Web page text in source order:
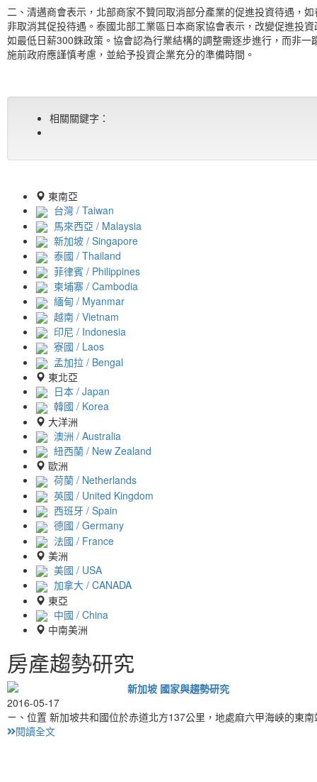
二、清邁商會表示，北部商家不贊同取消部分產業的促進投資待遇，
非取消其促投待遇。泰國北部工業區日本商家協會表示，改變促進投
如最低日薪300銖政策。協會認為行業結構的調整需逐步進行，而非
施前政府應謹慎考慮，並給予投資企業充分的準備時間。
相關關鍵字：
東南亞
台灣 / Taiwan
馬來西亞 / Malaysia
新加坡 / Singapore
泰國 / Thailand
菲律賓 / Philippines
柬埔寨 / Cambodia
緬甸 / Myanmar
越南 / Vietnam
印尼 / Indonesia
寮國 / Laos
孟加拉 / Bengal
東北亞
日本 / Japan
韓國 / Korea
大洋洲
澳洲 / Australia
紐西蘭 / New Zealand
歐洲
荷蘭 / Netherlands
英國 / United Kingdom
西班牙 / Spain
德國 / Germany
法國 / France
美洲
美國 / USA
加拿大 / CANADA
東亞
中國 / China
中南美洲
房產趨勢研究
新加坡 國家與趨勢研究
2016-05-17
ㄧ、位置 新加坡共和國位於赤道北方137公里，地處麻六甲海峽的東
閱讀全文